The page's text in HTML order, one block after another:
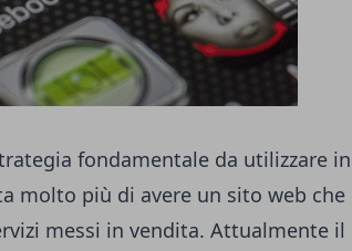
fondamentale da utilizzare in
molto più di avere un sito web che
messi in vendita. Attualmente il